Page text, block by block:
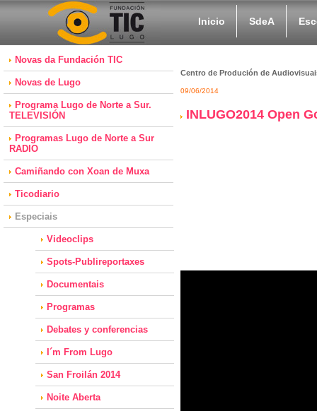
Inicio SdeA
Novas da Fundación TIC
Novas de Lugo
Programa Lugo de Norte a Sur.
TELEVISIÓN
Programas Lugo de Norte a Sur
RADIO
Camiñando con Xoan de Muxa
Ticodiario
Especiais
Videoclips
Spots-Publireportaxes
Documentais
Programas
Debates y conferencias
I´m From Lugo
San Froilán 2014
Noite Aberta
Centro de Produción de
09/06/2014
INLUGO2014 Open